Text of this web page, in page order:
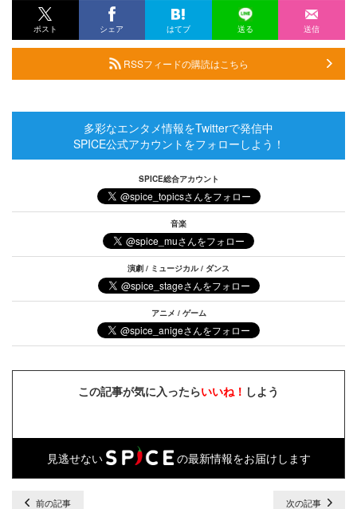
ポスト シェア はてブ 送る 送信
RSSフィードの購読はこちら
多彩なエンタメ情報をTwitterで発信中
SPICE公式アカウントをフォローしよう！
SPICE総合アカウント
音楽
演劇 / ミュージカル / ダンス
アニメ / ゲーム
この記事が気に入ったらいいね！ しよう
見逃せない の最新情報をお届けします
前の記事 次の記事